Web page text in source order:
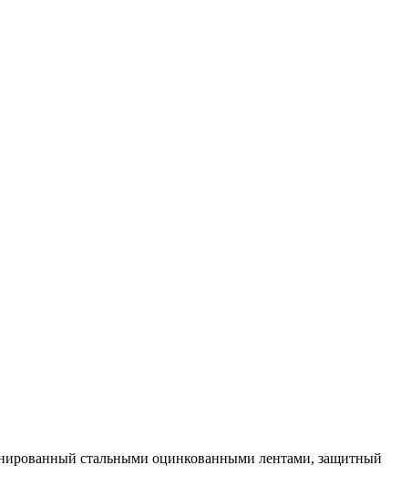
стальными оцинкованными лентами, защитный